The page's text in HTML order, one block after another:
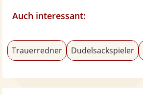
Auch interessant:
Trauerredner Dudelsackspieler